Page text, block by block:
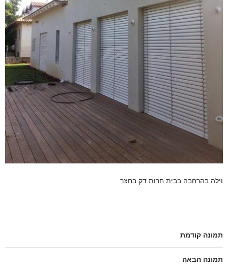
וילה בהרחבה בבית חרות דק בחצר
תמונה קודמת
תמונה הבאה